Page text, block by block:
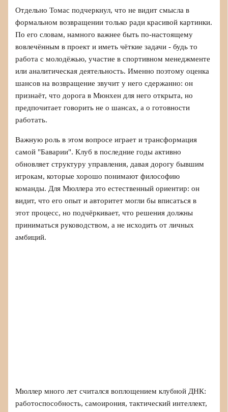
Отдельно Томас подчеркнул, что не видит смысла в
формальном возвращении только ради красивой картинки.
По его словам, намного важнее быть по-настоящему
вовлечённым в проект и иметь чёткие задачи - будь то
работа с молодёжью, участие в спортивном менеджменте
или аналитическая деятельность. Именно поэтому оценка
шансов на возвращение звучит у него сдержанно: он
признаёт, что дорога в Мюнхен для него открыта, но
предпочитает говорить не о шансах, а о готовности
работать.
Важную роль в этом вопросе играет и трансформация
самой "Баварии". Клуб в последние годы активно
обновляет структуру управления, давая дорогу бывшим
игрокам, которые хорошо понимают философию
команды. Для Мюллера это естественный ориентир: он
видит, что его опыт и авторитет могли бы вписаться в
этот процесс, но подчёркивает, что решения должны
приниматься руководством, а не исходить от личных
амбиций.
Мюллер много лет считался воплощением клубной ДНК:
работоспособность, самоирония, тактический интеллект,